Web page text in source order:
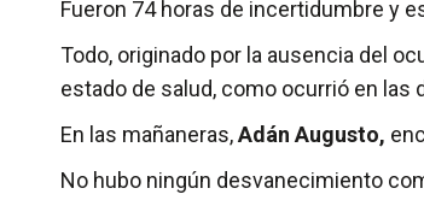
Fueron 74 horas de incertidumbre y
Todo, originado por la ausencia del
estado de salud, como ocurrió en
En las mañaneras,Adán Augusto,
­No hubo ningún desvanecimiento